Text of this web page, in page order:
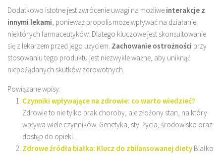
Dodatkowo istotne jest zwrócenie uwagi na możliwe interakcje z
innymi lekami, ponieważ propolis może wpływać na działanie
niektórych farmaceutyków. Dlatego kluczowe jest skonsultowanie
się z lekarzem przed jego użyciem. Zachowanie ostrożności przy
stosowaniu tego produktu jest niezwykle ważne, aby uniknąć
niepożądanych skutków zdrowotnych.
Powiązane wpisy:
Czynniki wpływające na zdrowie: co warto wiedzieć?
Zdrowie to nie tylko brak choroby, ale złożony stan, na który
wpływa wiele czynników. Genetyka, styl życia, środowisko oraz
dostęp do opieki...
Zdrowe źródła białka: Klucz do zbilansowanej diety Białko